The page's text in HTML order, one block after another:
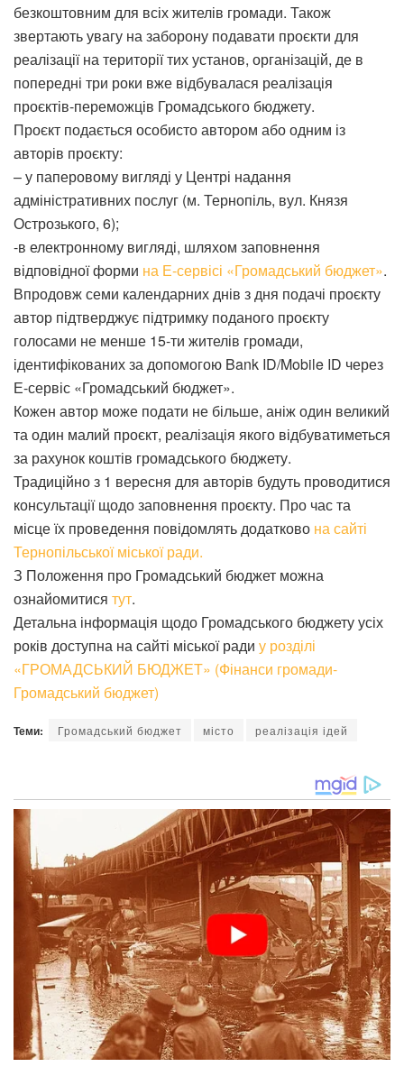
безкоштовним для всіх жителів громади. Також
звертають увагу на заборону подавати проєкти для
реалізації на території тих установ, організацій, де в
попередні три роки вже відбувалася реалізація
проєктів-переможців Громадського бюджету.
Проєкт подається особисто автором або одним із
авторів проєкту:
– у паперовому вигляді у Центрі надання
адміністративних послуг (м. Тернопіль, вул. Князя
Острозького, 6);
-в електронному вигляді, шляхом заповнення
відповідної форми на Е-сервісі «Громадський бюджет».
Впродовж семи календарних днів з дня подачі проєкту
автор підтверджує підтримку поданого проєкту
голосами не менше 15-ти жителів громади,
ідентифікованих за допомогою Bank ID/Mobile ID через
Е-сервіс «Громадський бюджет».
Кожен автор може подати не більше, аніж один великий
та один малий проєкт, реалізація якого відбуватиметься
за рахунок коштів громадського бюджету.
Традиційно з 1 вересня для авторів будуть проводитися
консультації щодо заповнення проєкту. Про час та
місце їх проведення повідомлять додатково на сайті
Тернопільської міської ради.
З Положення про Громадський бюджет можна
ознайомитися тут.
Детальна інформація щодо Громадського бюджету усіх
років доступна на сайті міської ради у розділі
«ГРОМАДСЬКИЙ БЮДЖЕТ» (Фінанси громади-
Громадський бюджет)
Теми: Громадський бюджет місто реалізація ідей